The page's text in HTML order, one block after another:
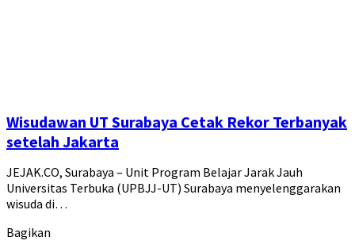
Wisudawan UT Surabaya Cetak Rekor Terbanyak
setelah Jakarta
JEJAK.CO, Surabaya – Unit Program Belajar Jarak Jauh
Universitas Terbuka (UPBJJ-UT) Surabaya menyelenggarakan
wisuda di…
Bagikan